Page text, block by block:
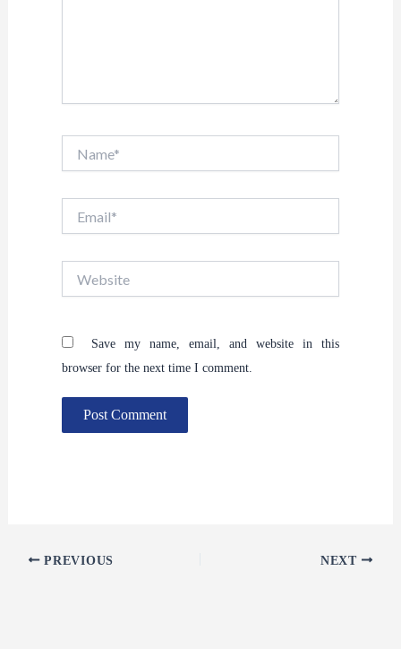
Save my name, email, and website in this
browser for the next time I comment.
PREVIOUS NEXT